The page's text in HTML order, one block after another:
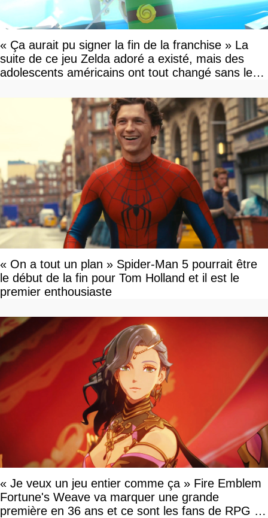
« Ça aurait pu signer la fin de la franchise » La
suite de ce jeu Zelda adoré a existé, mais des
adolescents américains ont tout changé sans le
« On a tout un plan » Spider-Man 5 pourrait être
le début de la fin pour Tom Holland et il est le
premier enthousiaste
« Je veux un jeu entier comme ça » Fire Emblem
Fortune's Weave va marquer une grande
première en 36 ans et ce sont les fans de RPG en